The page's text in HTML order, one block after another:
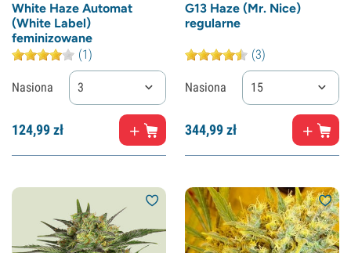
White Haze Automat
(White Label)
feminizowane
(1)
Nasiona 3
124,99zł
G13 Haze (Mr. Nice)
regularne
(3)
Nasiona 15
344,99zł